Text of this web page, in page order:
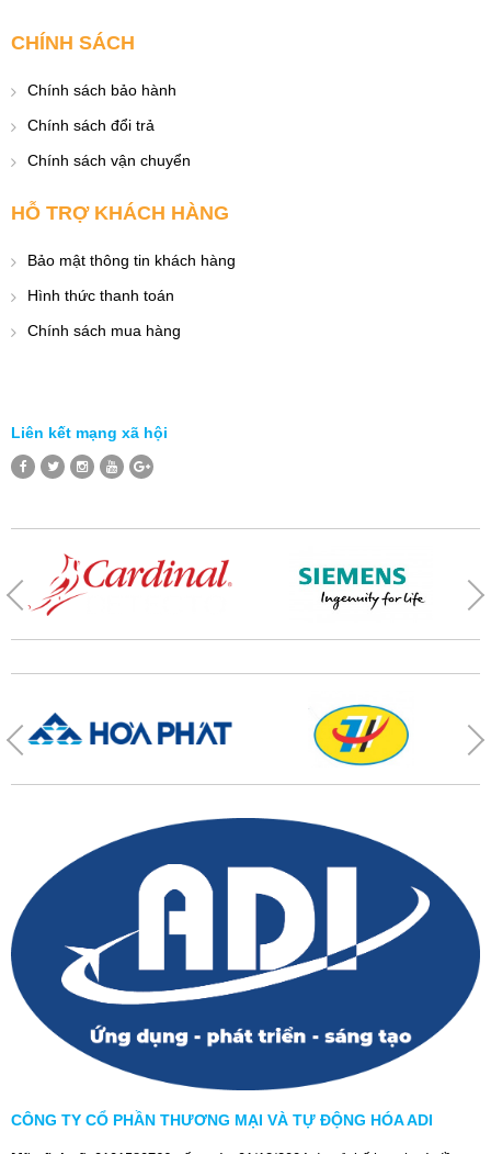
CHÍNH SÁCH
Chính sách bảo hành
Chính sách đổi trả
Chính sách vận chuyển
HỖ TRỢ KHÁCH HÀNG
Bảo mật thông tin khách hàng
Hình thức thanh toán
Chính sách mua hàng
Liên kết mạng xã hội
CÔNG TY CỔ PHẦN THƯƠNG MẠI VÀ TỰ ĐỘNG HÓA ADI